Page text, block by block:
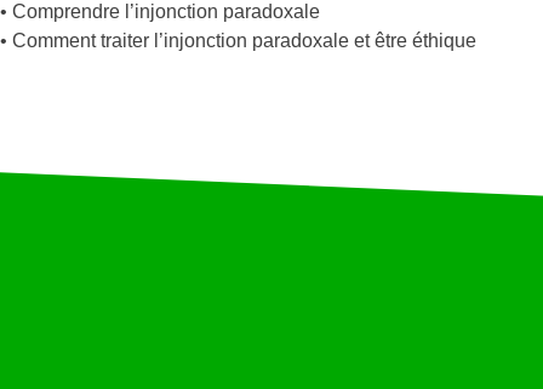
• Comprendre l’injonction paradoxale
• Comment traiter l’injonction paradoxale et être éthique